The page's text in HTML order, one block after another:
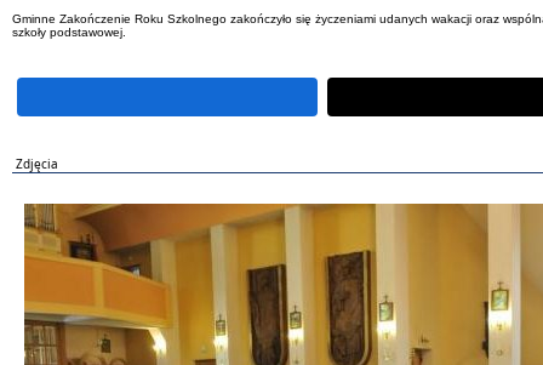
Gminne Zakończenie Roku Szkolnego zakończyło się życzeniami udanych wakacji oraz
szkoły podstawowej.
Zdjęcia